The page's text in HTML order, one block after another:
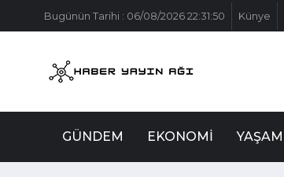
Bugünün Tarihi : 06/08/2026 22:31:50 Künye
GÜNDEM EKONOMI YAŞAM